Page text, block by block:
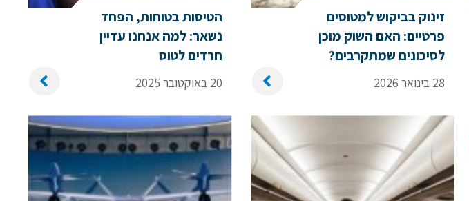
זינוק בביקוש למטוסים
פרטיים: האם השוק מוכן
לסיכונים שמתקרבים?
28 בינואר 2026
הטיסות בטוחות, הפחד
נשאר: למה אנחנו עדיין
חרדים לטוס
20 באוקטובר 2025